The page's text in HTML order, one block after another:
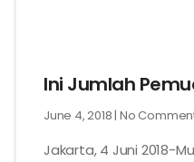
Ini Jumlah
June 4, 2018 No
Jakarta, 4 Juni 2018-